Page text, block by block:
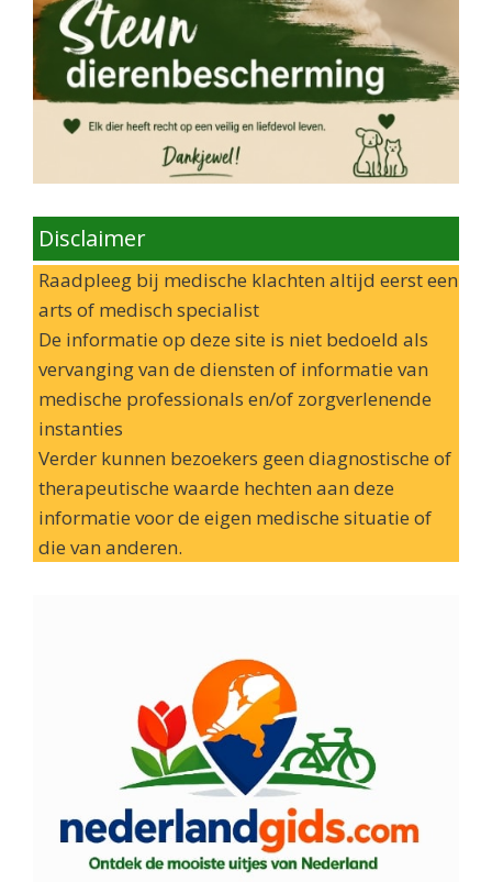
Disclaimer
Raadpleeg bij medische klachten altijd eerst een
arts of medisch specialist
De informatie op deze site is niet bedoeld als
vervanging van de diensten of informatie van
medische professionals en/of zorgverlenende
instanties
Verder kunnen bezoekers geen diagnostische of
therapeutische waarde hechten aan deze
informatie voor de eigen medische situatie of
die van anderen.